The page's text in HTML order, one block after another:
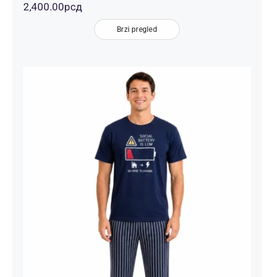
2,400.00рсд
Brzi pregled
Muška Pidžama Social Battery Teget
– Kratki Rukav i Prugaste Pantalone
| Bear Underwear